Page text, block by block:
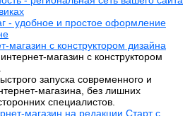
- удобное и простое оформление
магазин с конструктором дизайна
магазин с конструктором
запуска современного и
магазина, без лишних
специалистов.
магазин на редакции Старт с